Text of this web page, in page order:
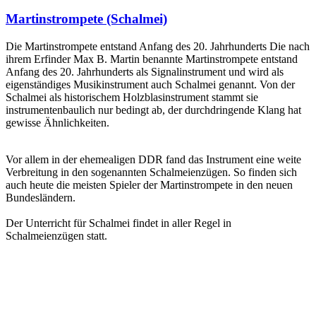
Martinstrompete (Schalmei)
Die Martinstrompete entstand Anfang des 20. Jahrhunderts Die nach
ihrem Erfinder Max B. Martin benannte Martinstrompete entstand
Anfang des 20. Jahrhunderts als Signalinstrument und wird als
eigenständiges Musikinstrument auch Schalmei genannt. Von der
Schalmei als historischem Holzblasinstrument stammt sie
instrumentenbaulich nur bedingt ab, der durchdringende Klang hat
gewisse Ähnlichkeiten.
Vor allem in der ehemealigen DDR fand das Instrument eine weite
Verbreitung in den sogenannten Schalmeienzügen. So finden sich
auch heute die meisten Spieler der Martinstrompete in den neuen
Bundesländern.
Der Unterricht für Schalmei findet in aller Regel in
Schalmeienzügen statt.